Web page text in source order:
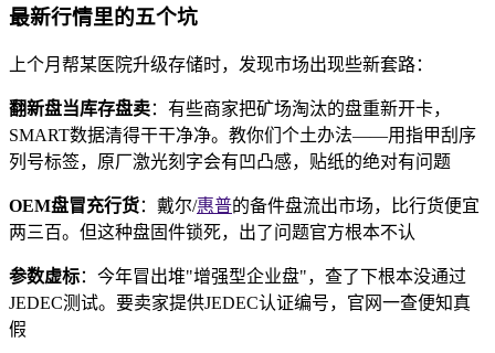
最新行情里的五个坑
上个月帮某医院升级存储时，发现市场出现些新套路：
翻新盘当库存盘卖：有些商家把矿场淘汰的盘重新开卡，
SMART数据清得干干净净。教你们个土办法——用指甲刮序
列号标签，原厂激光刻字会有凹凸感，贴纸的绝对有问题
OEM盘冒充行货：戴尔/惠普的备件盘流出市场，比行货便宜
两三百。但这种盘固件锁死，出了问题官方根本不认
参数虚标：今年冒出堆"增强型企业盘"，查了下根本没通过
JEDEC测试。要卖家提供JEDEC认证编号，官网一查便知真
假